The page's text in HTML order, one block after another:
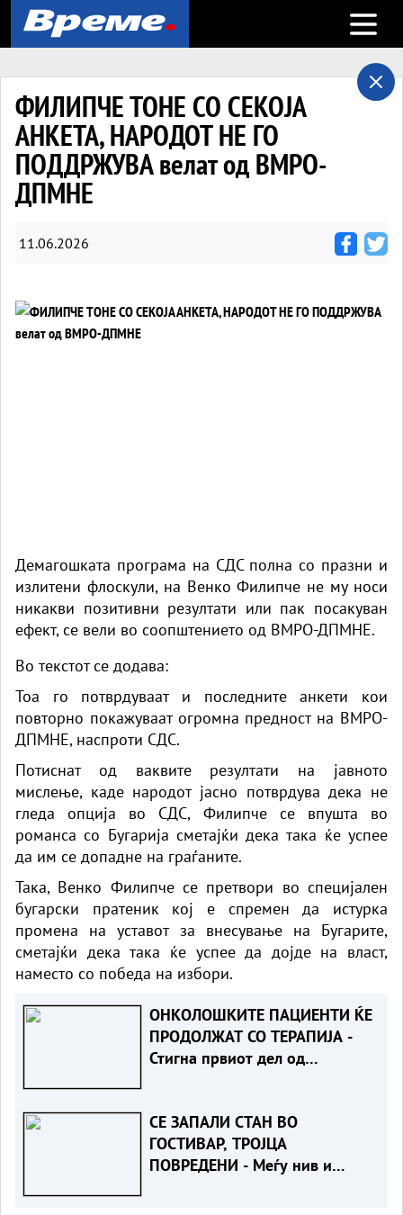
Open
ФИЛИПЧЕ ТОНЕ СО СЕКОЈА
АНКЕТА, НАРОДОТ НЕ ГО
ПОДДРЖУВА велат од ВМРО-
ДПМНЕ
11.06.2026
Демагошката програма на СДС полна со празни и
излитени флоскули, на Венко Филипче не му носи
никакви позитивни резултати или пак посакуван
ефект, се вели во соопштението од ВМРО-ДПМНЕ.
Во текстот се додава:
Тоа го потврдуваат и последните анкети кои
повторно покажуваат огромна предност на ВМРО-
ДПМНЕ, наспроти СДС.
Потиснат од ваквите резултати на јавното
мислење, каде народот јасно потврдува дека не
гледа опција во СДС, Филипче се впушта во
романса со Бугарија сметајќи дека така ќе успее
да им се допадне на граѓаните.
Така, Венко Филипче се претвори во специјален
бугарски пратеник кој е спремен да истурка
промена на уставот за внесување на Бугарите,
сметајќи дека така ќе успее да дојде на власт,
наместо со победа на избори.
ОНКОЛОШКИТЕ ПАЦИЕНТИ ЌЕ
ПРОДОЛЖАТ СО ТЕРАПИЈА -
Стигна првиот дел од
СЕ ЗАПАЛИ СТАН ВО
ГОСТИВАР, ТРОЈЦА
ПОВРЕДЕНИ - Меѓу нив и